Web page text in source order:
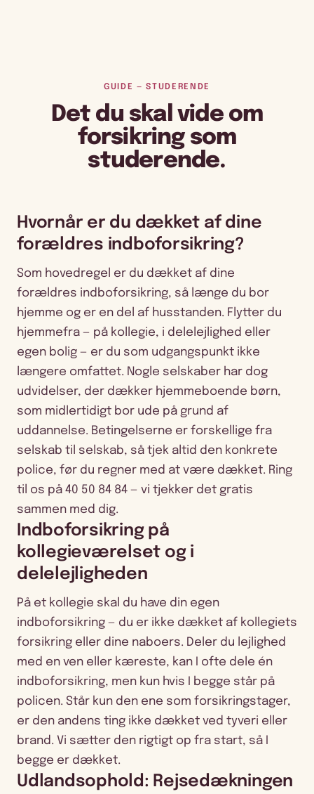
GUIDE — STUDERENDE
Det du skal vide om
forsikring som
studerende.
Hvornår er du dækket af dine
forældres indboforsikring?
Som hovedregel er du dækket af dine
forældres indboforsikring, så længe du bor
hjemme og er en del af husstanden. Flytter du
hjemmefra — på kollegie, i delelejlighed eller
egen bolig — er du som udgangspunkt ikke
længere omfattet. Nogle selskaber har dog
udvidelser, der dækker hjemmeboende børn,
som midlertidigt bor ude på grund af
uddannelse. Betingelserne er forskellige fra
selskab til selskab, så tjek altid den konkrete
police, før du regner med at være dækket. Ring
til os på 40 50 84 84 — vi tjekker det gratis
sammen med dig.
Indboforsikring på
kollegieværelset og i
delelejligheden
På et kollegie skal du have din egen
indboforsikring — du er ikke dækket af kollegiets
forsikring eller dine naboers. Deler du lejlighed
med en ven eller kæreste, kan I ofte dele én
indboforsikring, men kun hvis I begge står på
policen. Står kun den ene som forsikringstager,
er den andens ting ikke dækket ved tyveri eller
brand. Vi sætter den rigtigt op fra start, så I
begge er dækket.
Udlandsophold: Rejsedækningen